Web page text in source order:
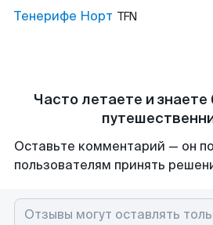
Тенерифе Норт TFN
Часто летаете и
Оставьте комментарий — он
пользователям принять